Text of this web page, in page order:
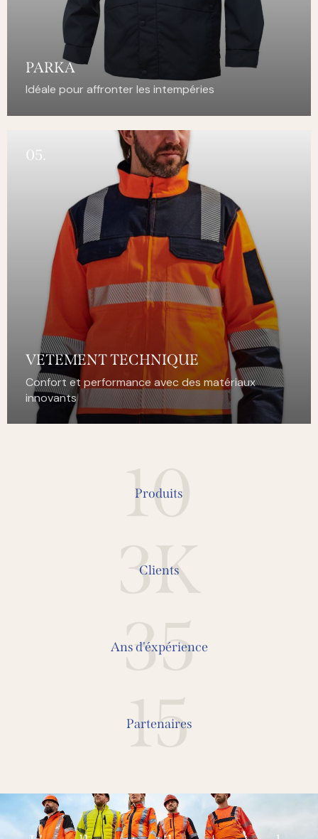
PARKA
Idéale pour affronter les intempéries
VETEMENT TECHNIQUE
Confort et performance avec des matériaux
innovants
10
3K
35
15
L'excellence textile au service de